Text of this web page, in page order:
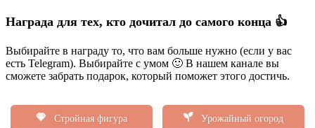
Награда для тех, кто дочитал до самого конца 👍
Выбирайте в награду то, что вам больше нужно (если у вас
есть Telegram). Выбирайте с умом 🙂 В нашем канале вы
сможете забрать подарок, который поможет этого достичь.
Стройная фигура Урожайный огород